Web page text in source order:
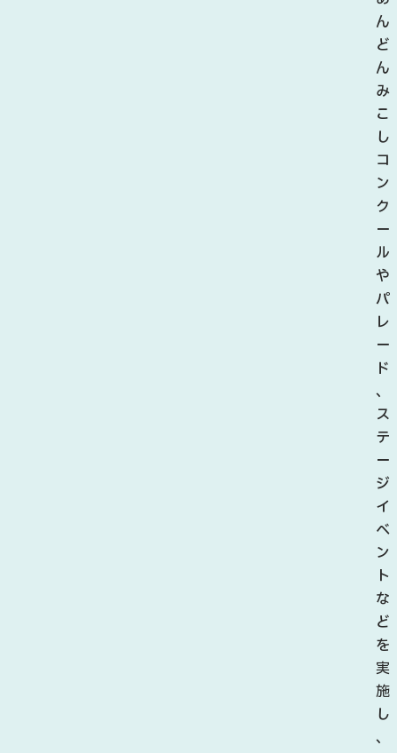
ん
ど
ん
み
こ
し
コ
ン
ク
ー
ル
や
パ
レ
ー
ド
、
ス
テ
ー
ジ
イ
ベ
ン
ト
な
ど
を
実
施
し
、